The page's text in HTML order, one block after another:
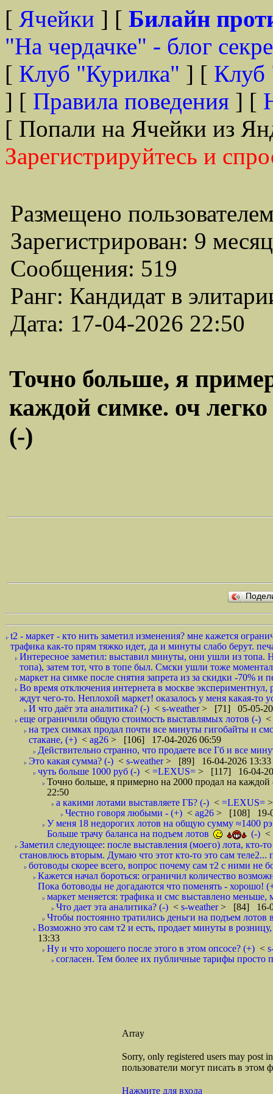
[ Ячейки ] [ Билайн
"На чердачке" - блог
[ Клуб "Курилка" ] [ Клуб
] [ Правила поведения ] [
[ Попали на Ячейки из
Зарегистрируйтесь и
Размещено
Зарегистрирован: 9
Сообщения: 519
Ранг: Кандидат в
Дата: 17-04-2026 22:50
Точно больше, я
каждой симке. оч
(-)
t2 - маркет - кто нить заметил изменения? мне кажется
трафика как-то прям тяжко идет, да и минуты слабо берут.
Интересное заметил: выставил минуты, они ушли из топа.
топа), затем тот, что в топе был. Смски ушли тоже
маркет на симке после снятия запрета из за скидки -70% и
Во время отключения интернета в москве
ждут чего-то. Неплохой маркет! оказалось у меня какая-то
И что даëт эта аналитика? (-) < s-weather> [71] 05-05-
еще ограничили общую стоимость выставлямых лотов (-) <
на трех симках продал почти все минуты гигобайты и
стакане, (+) < ag26 > [106] 17-04-2026 06:59
Действительно странно, что продаете все Гб и все
Это какая сумма? (-) < s-weather> [89] 16-04-2026 13:33
чуть больше 1000 руб (-) < =LEXUS= > [117] 16-04-
Точно больше, я примерно на 2000 продал на
22:50
а какими лотами выставляете ГБ? (-) < =LEXUS=
Честно говоря любыми - (+) < ag26 > [108] 19-
У меня 18 недорогих лотов на общую сумму ≈1400
Больше трачу баланса на подъем лотов
(-) <
Заметил следующее: после выставления (моего) лота, кто-
становлюсь вторым. Думаю что этот кто-то это сам
ботоводы скорее всего, вопрос почему сам т2 с ними не
Кажется начал бороться: ограничил количество
Пока ботоводы не догадаются что поменять - хорошо!
маркет меняется: трафика и смс выставлено меньше,
Что дает эта аналитика? (-) < s-weather> [84] 16-
Чтобы постоянно тратились деньги на подъем лотов
Возможно это сам т2 и есть, продает минуты в
13:33
Ну и что хорошего после этого в этом опсосе? (+) <
согласен. Тем более их публичные тарифы
Array
Sorry, only registered users may post
пользователи могут писать в этом
Нажмите для входа